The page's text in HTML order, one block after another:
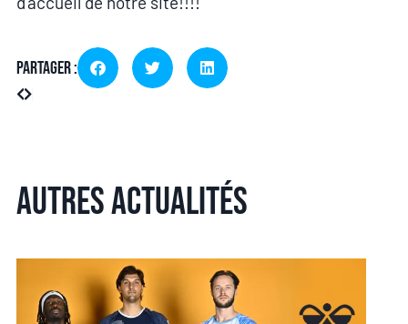
Partager :
Autres actualités